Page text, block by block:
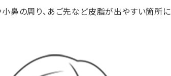
小鼻の周り、あご先など皮脂が出やすい箇所